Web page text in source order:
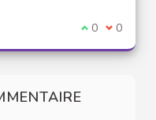
Je suis
0 Je ne
0